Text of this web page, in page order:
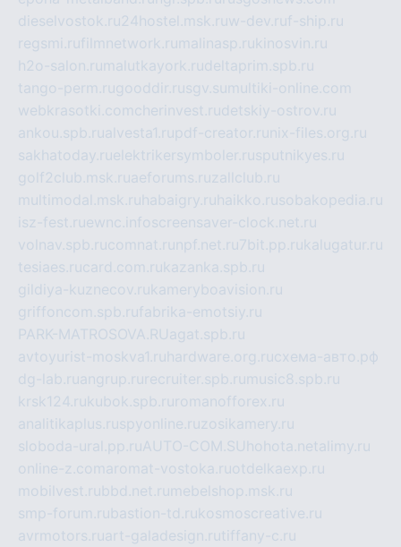
dieselvostok.ru24hostel.msk.ruw-dev.ruf-ship.ru
regsmi.rufilmnetwork.ru malinasp.rukinosvin.ru
h2o-salon.ru malutkayork.rudeltaprim.spb.ru
tango-perm.rugooddir.rusgv.su multiki-online.com
webkrasotki.comcherinvest.rudetskiy-ostrov.ru
ankou.spb.rualvesta1.rupdf-creator.ru nix-files.org.ru
sakhatoday.ruelektrikersymboler.rusputnikyes.ru
golf2club.msk.ruaeforums.ruzallclub.ru
multimodal.msk.ru habaigry.ru haikko.rusobakopedia.ru
isz-fest.ruewnc.infoscreensaver-clock.net.ru
volnav.spb.rucomnat.ru npf.net.ru 7bit.pp.rukalugatur.ru
tesiaes.rucard.com.rukazanka.spb.ru
gildiya-kuznecov.rukameryboavision.ru
griffoncom.spb.rufabrika-emotsiy.ru
PARK-MATROSOVA.RUagat.spb.ru
avtoyurist-moskva1.ru hardware.org.ruсхема-авто.рф
dg-lab.ruangrup.ru recruiter.spb.ru music8.spb.ru
krsk124.rukubok.spb.ru romanofforex.ru
analitikaplus.ruspyonline.ruzosikamery.ru
sloboda-ural.pp.ruAUTO-COM.SU hohota.net alimy.ru
online-z.comaromat-vostoka.ruotdelkaexp.ru
mobilvest.rubbd.net.ru mebelshop.msk.ru
smp-forum.rubastion-td.rukosmoscreative.ru
avrmotors.ruart-galadesign.rutiffany-c.ru